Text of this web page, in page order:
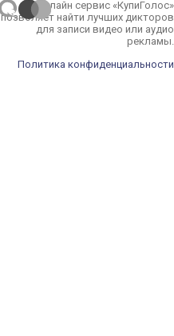
Онлайн сервис «КупиГолос»
позволяет найти лучших дикторов
для записи видео или аудио
рекламы.
Политика конфиденциальности